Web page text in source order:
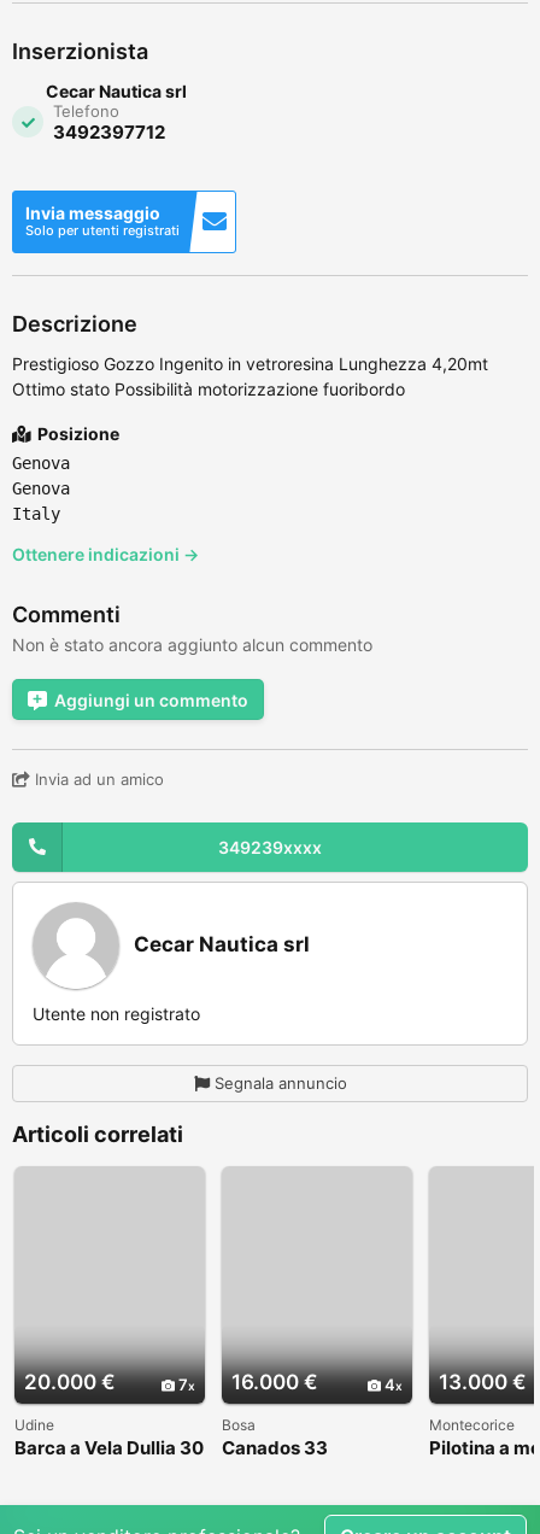
Inserzionista
Cecar Nautica srl
Telefono
3492397712
Invia messaggio
Solo per utenti registrati
Descrizione
Prestigioso Gozzo Ingenito in vetroresina Lunghezza 4,20mt
Ottimo stato Possibilità motorizzazione fuoribordo
Posizione
Genova
Genova
Italy
Ottenere indicazioni →
Commenti
Non è stato ancora aggiunto alcun commento
Aggiungi un commento
Invia ad un amico
349239xxxx
Cecar Nautica srl
Utente non registrato
Segnala annuncio
Articoli correlati
20.000 € 7
Udine
Barca a Vela Dullia 30
16.000 € 4
Bosa
Canados 33
13.000 €
Montecorice
Pilotina a